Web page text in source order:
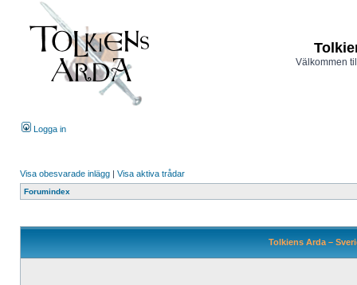
Välkommen
Logga in
Visa obesvarade inlägg | Visa aktiva trådar
Forumindex
Tolkiens Arda –